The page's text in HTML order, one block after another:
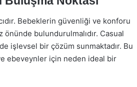
Bebeklerin güvenliği ve konforu
önünde bulundurulmalıdır. Casual
işlevsel bir çözüm sunmaktadır. Bu
ebeveynler için neden ideal bir